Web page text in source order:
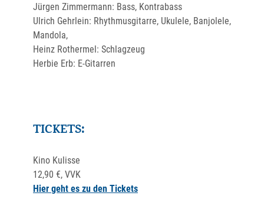
Jürgen Zimmermann: Bass, Kontrabass
Ulrich Gehrlein: Rhythmusgitarre, Ukulele, Banjolele,
Mandola,
Heinz Rothermel: Schlagzeug
Herbie Erb: E-Gitarren
TICKETS:
Kino Kulisse
12,90 €, VVK
Hier geht es zu den Tickets